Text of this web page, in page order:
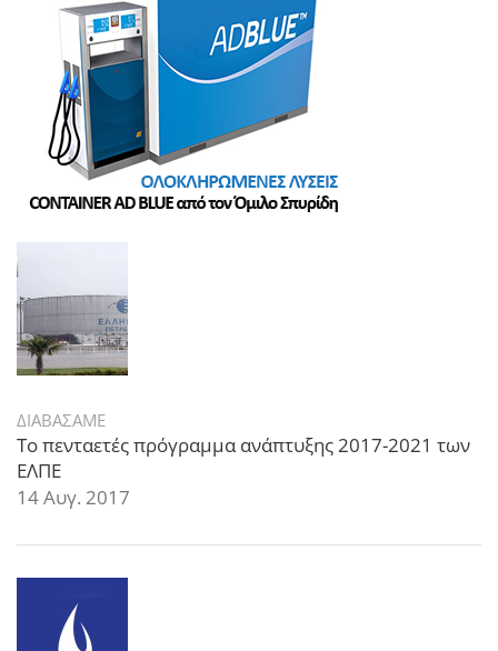
ΔΙΑΒΑΣΑΜΕ
Το πενταετές πρόγραμμα ανάπτυξης 2017-2021 των
ΕΛΠΕ
14 Αυγ. 2017